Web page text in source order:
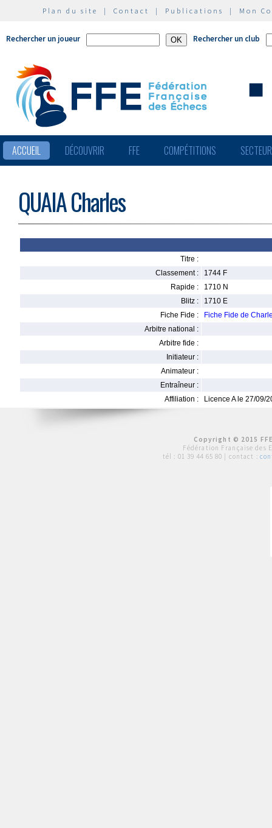
Plan du site | Contact | Publications | Mon
Rechercher un joueur Rechercher un club
ACCUEIL DÉCOUVRIR FFE COMPÉTITIONS
QUAIA Charles
Titre :
Classement :
1744 F
Rapide :
1710 N
Blitz :
1710 E
Fiche Fide :
Fiche Fide de
Arbitre national :
Arbitre fide :
Initiateur :
Animateur :
Entraîneur :
Affiliation :
Licence A le 27/09/
Copyright © 2015
Fédération Française des
tél : 01 39 44 65 80 | contact :